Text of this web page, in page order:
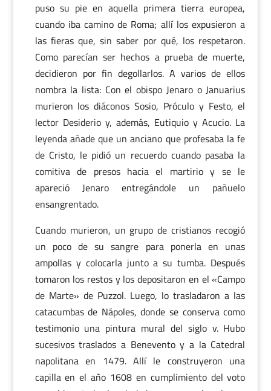
puso su pie en aquella primera tierra europea,
cuando iba camino de Roma; allí los expusieron a
las fieras que, sin saber por qué, los respetaron.
Como parecían ser hechos a prueba de muerte,
decidieron por fin degollarlos. A varios de ellos
nombra la lista: Con el obispo Jenaro o Januarius
murieron los diáconos Sosio, Próculo y Festo, el
lector Desiderio y, además, Eutiquio y Acucio. La
leyenda añade que un anciano que profesaba la fe
de Cristo, le pidió un recuerdo cuando pasaba la
comitiva de presos hacia el martirio y se le
apareció Jenaro entregándole un pañuelo
ensangrentado.
Cuando murieron, un grupo de cristianos recogió
un poco de su sangre para ponerla en unas
ampollas y colocarla junto a su tumba. Después
tomaron los restos y los depositaron en el «Campo
de Marte» de Puzzol. Luego, lo trasladaron a las
catacumbas de Nápoles, donde se conserva como
testimonio una pintura mural del siglo v. Hubo
sucesivos traslados a Benevento y a la Catedral
napolitana en 1479. Allí le construyeron una
capilla en el año 1608 en cumplimiento del voto